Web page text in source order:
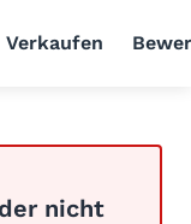
Verkaufen
nicht